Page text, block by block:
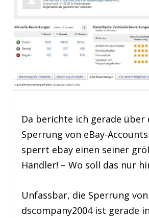
Da berichte ich gerade über
Sperrung von eBay-
sperrt ebay einen seiner
Händler! – Wo soll das nur
Unfassbar, die Sperrung von
dscompany2004 ist gerade